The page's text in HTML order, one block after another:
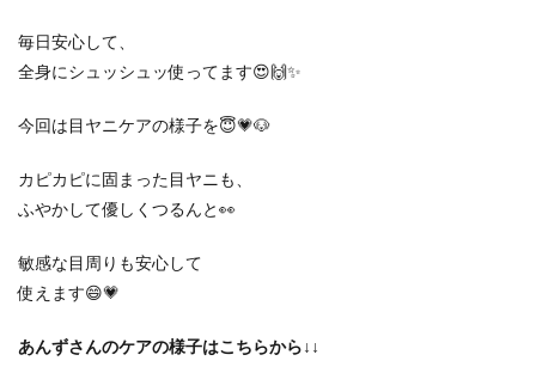
毎日安心して、
全身にシュッシュッ使ってます😍🙌✨
今回は目ヤニケアの様子を😇💗🐶
カピカピに固まった目ヤニも、
ふやかして優しくつるんと👀
敏感な目周りも安心して
使えます😄💗
あんずさんのケアの様子はこちらから↓↓